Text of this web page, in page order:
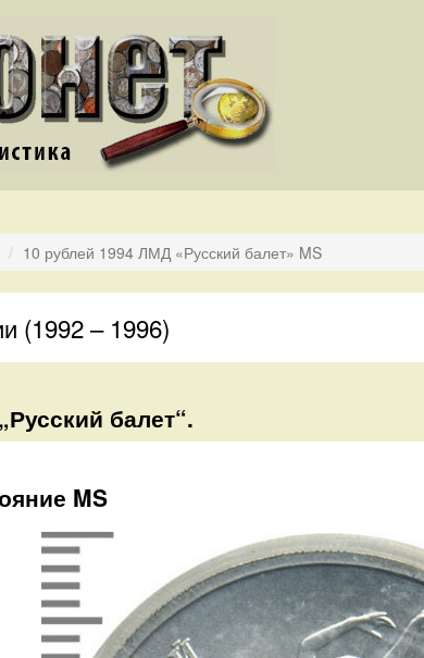
10 рублей 1994 ЛМД «Русский балет» MS
(1992 – 1996)
балет“.
MS